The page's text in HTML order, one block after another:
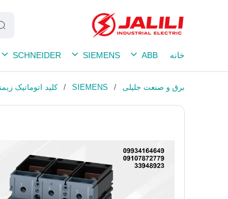
خانه ABB
SIEMENS
SCHNEIDER
برق و صنعت جلیلی /
SIEMENS
/ کلید اتوماتیک